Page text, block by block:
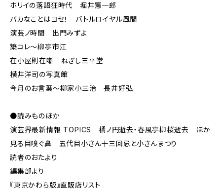
ホリイの落語狂時代 堀井憲一郎
バカなことはヨセ！ バトルロイヤル風間
演芸ノ時間 出門みずよ
築コレ～柳亭市江
在小屋則在噺 ねぎし三平堂
横井洋司の写真館
今月のお言葉～柳家小三治 長井好弘
●読みものほか
演芸界最新情報 TOPICS 橘ノ円逝去・春風亭柳桜逝去 ほか
見る目嗅ぐ鼻 五代目小さん十三回忌と小さんまつり
読者のおたより
編集部より
『東京かわら版』直販店リスト